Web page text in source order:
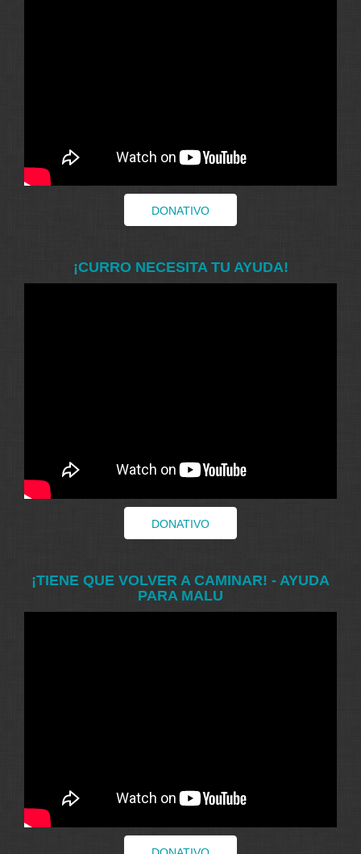
DONATIVO
¡CURRO NECESITA TU AYUDA!
DONATIVO
¡TIENE QUE VOLVER A CAMINAR! - AYUDA
PARA MALU